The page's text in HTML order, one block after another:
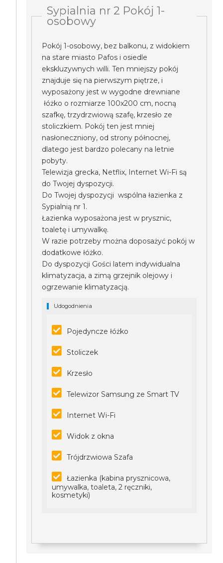
Sypialnia nr 2 Pokój 1-
osobowy
Pokój 1-osobowy, bez balkonu, z widokiem
na stare miasto Pafos i osiedle
ekskluzywnych willi. Ten mniejszy pokój
znajduje się na pierwszym piętrze, i
wyposażony jest w wygodne drewniane
łóżko o rozmiarze 100x200 cm, nocną
szafkę, trzydrzwiową szafę, krzesło ze
stoliczkiem. Pokój ten jest mniej
nasłoneczniony, od strony północnej,
dlatego jest bardzo polecany na letnie
pobyty.
Telewizja grecka, Netflix, Internet Wi-Fi są
do Twojej dyspozycji.
Do Twojej dyspozycji wspólna łazienka z
Sypialnią nr 1.
Łazienka wyposażona jest w prysznic,
toaletę i umywalkę.
W razie potrzeby można doposażyć pokój w
dodatkowe łóżko.
Do dyspozycji Gości latem indywidualna
klimatyzacja, a zimą grzejnik olejowy i
ogrzewanie klimatyzacją.
Udogodnienia
Pojedyncze łóżko
Stoliczek
Krzesło
Telewizor Samsung ze Smart TV
Internet Wi-Fi
Widok z okna
Trójdrzwiowa Szafa
Łazienka (kabina prysznicowa,
umywalka, toaleta, 2 ręczniki,
kosmetyki)